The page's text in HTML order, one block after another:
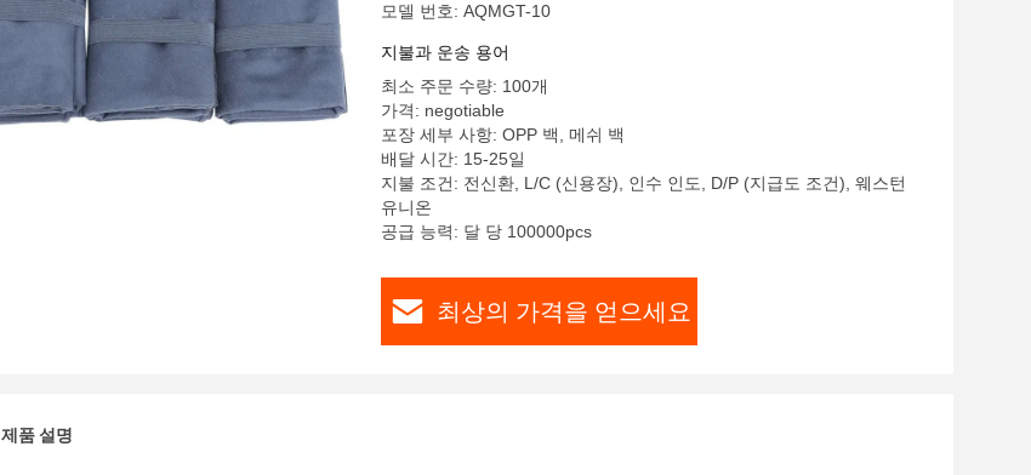
모델 번호: AQMGT-10
지불과 운송 용어
최소 주문 수량: 100개
가격: negotiable
포장 세부 사항: OPP 백, 메쉬 백
배달 시간: 15-25일
지불 조건: 전신환, L/C (신용장), 인수 인도, D/P (지급도 조건), 웨스턴
유니온
공급 능력: 달 당 100000pcs
최상의 가격을 얻으세요
제품 설명